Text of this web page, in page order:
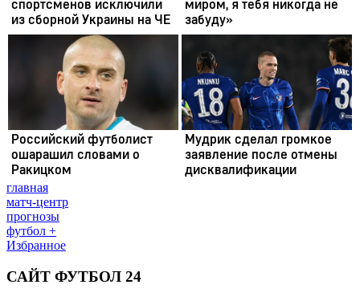
главная
матч-центр
прогнозы
футбол +
Избранное
САЙТ ФУТБОЛ 24